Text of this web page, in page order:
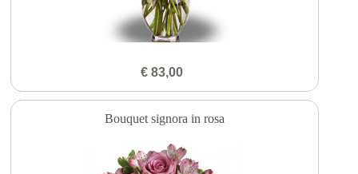
€ 83,00
Bouquet signora in rosa